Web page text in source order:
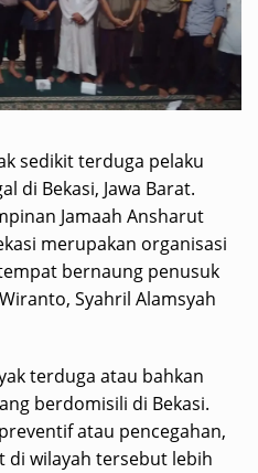
sedikit terduga pelaku
di Bekasi, Jawa Barat.
Jamaah Ansharut
merupakan organisasi
bernaung penusuk
Syahril Alamsyah
terduga atau bahkan
berdomisili di Bekasi.
atau pencegahan,
di wilayah tersebut lebih